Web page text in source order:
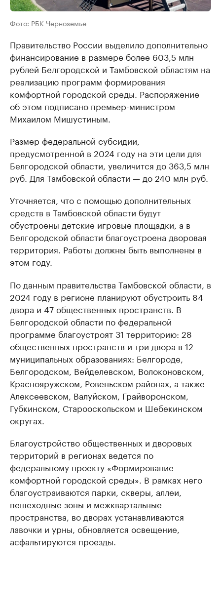
Фото: РБК Черноземье
Правительство России выделило дополнительно
финансирование в размере более 603,5 млн
рублей Белгородской и Тамбовской областям на
реализацию программ формирования
комфортной городской среды. Распоряжение
об этом подписано премьер-министром
Михаилом Мишустиным.
Размер федеральной субсидии,
предусмотренной в 2024 году на эти цели для
Белгородской области, увеличится до 363,5 млн
руб. Для Тамбовской области — до 240 млн руб.
Уточняется, что с помощью дополнительных
средств в Тамбовской области будут
обустроены детские игровые площадки, а в
Белгородской области благоустроена дворовая
территория. Работы должны быть выполнены в
этом году.
По данным правительства Тамбовской области, в
2024 году в регионе планируют обустроить 84
двора и 47 общественных пространств. В
Белгородской области по федеральной
программе благоустроят 31 территорию: 28
общественных пространств и три двора в 12
муниципальных образованиях: Белгороде,
Белгородском, Вейделевском, Волоконовском,
Краснояружском, Ровеньском районах, а также
Алексеевском, Валуйском, Грайворонском,
Губкинском, Старооскольском и Шебекинском
округах.
Благоустройство общественных и дворовых
территорий в регионах ведется по
федеральному проекту «Формирование
комфортной городской среды». В рамках него
благоустраиваются парки, скверы, аллеи,
пешеходные зоны и межквартальные
пространства, во дворах устанавливаются
лавочки и урны, обновляется освещение,
асфальтируются проезды.